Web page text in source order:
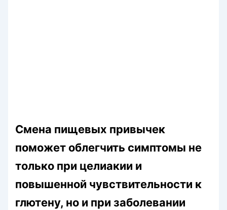
Смена пищевых привычек
поможет облегчить симптомы не
только при целиакии и
повышенной чувствительности к
глютену, но и при заболевании